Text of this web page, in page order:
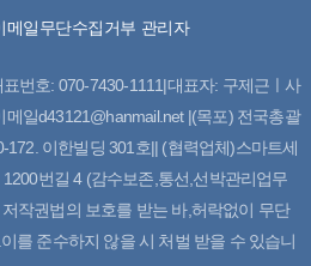
메일무단수집거부 관리자
번호: 070-7430-1111|대표자: 구제근ㅣ사
일d43121@hanmail.net |(목포) 전국총괄
172. 이한빌딩 301호|| (협력업체)스마트세
번길 4 (감수보존,통선,선박관리업무
작권법의 보호를 받는 바,허락없이 무단
를 준수하지 않을 시 처벌 받을 수 있습니